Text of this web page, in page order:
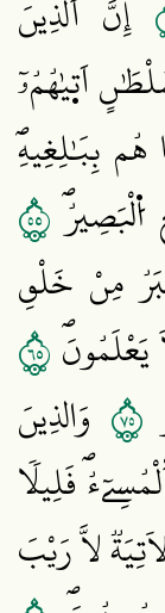
إِنَّ اَ۬لذِينَ
اَت۪يٰهُمُۥٓ
بِبَٰلِغِيهِۖ
اُ۬لْبَصِيرُۖ٥٥
مِنْ خَلْقِ
٥٦
٥٧ وَالذِينَ
قَلِيلاٗ
لَّا رَيْبَ